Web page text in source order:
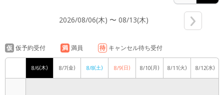
2026/08/06(木) 〜 08/13(木)
仮 仮予約受付 満 満員 待 キャンセル待ち受付
8/6(木) 8/7(金) 8/8(土) 8/9(日) 8/10(月) 8/11(火) 8/12(水)